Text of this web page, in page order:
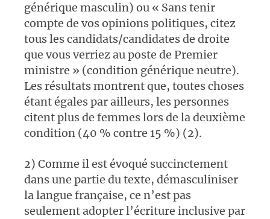
générique masculin) ou « Sans tenir
compte de vos opinions politiques, citez
tous les candidats/candidates de droite
que vous verriez au poste de Premier
ministre » (condition générique neutre).
Les résultats montrent que, toutes choses
étant égales par ailleurs, les personnes
citent plus de femmes lors de la deuxième
condition (40 % contre 15 %) (2).
2) Comme il est évoqué succinctement
dans une partie du texte, démasculiniser
la langue française, ce n’est pas
seulement adopter l’écriture inclusive par